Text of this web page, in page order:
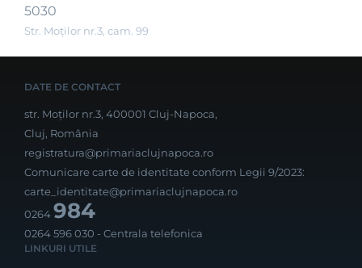
5030
Str. Moţilor nr.3, cam. 99
DATE DE CONTACT
str. Moților nr.3, 400001 Cluj-Napoca,
Cluj, România
registratura@primariaclujnapoca.ro
Comunicare carte de identitate conform Legii 9/2023:
carte_identitate@primariaclujnapoca.ro
0264984
0264 596 030 - Centrala telefonica
LINKURI UTILE